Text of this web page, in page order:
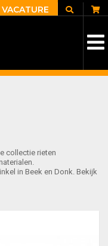
VACATURE
collectie rieten
in Beek en Donk. Bekijk